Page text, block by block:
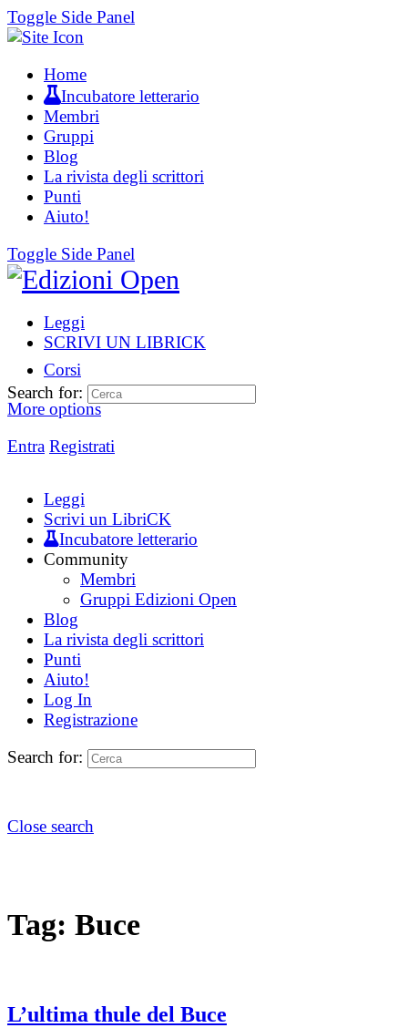
Toggle Side Panel
Home
Incubatore letterario
Membri
Gruppi
Blog
La rivista degli scrittori
Punti
Aiuto!
Toggle Side Panel
Leggi
SCRIVI UN LIBRICK
Corsi
More options
Entra Registrati
Search for:
Leggi
Scrivi un LibriCK
Incubatore letterario
Community
Membri
Gruppi Edizioni Open
Blog
La rivista degli scrittori
Punti
Aiuto!
Log In
Registrazione
Search for:
Close search
Tag: Buce
L’ultima thule del Buce